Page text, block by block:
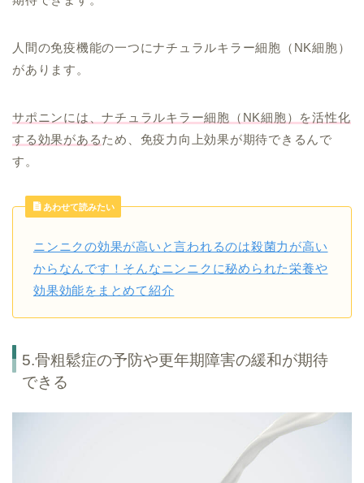
人間の免疫機能の一つにナチュラルキラー細胞（NK細胞）
があります。
サポニンには、ナチュラルキラー細胞（NK細胞）を活性化
する効果があるため、免疫力向上効果が期待できるんで
す。
あわせて読みたい
ニンニクの効果が高いと言われるのは殺菌力が高い
からなんです！そんなニンニクに秘められた栄養や
効果効能をまとめて紹介
5.骨粗鬆症の予防や更年期障害の緩和が期待
できる